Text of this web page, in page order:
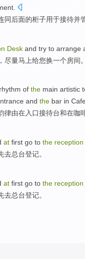
同 后面的柜子用于接待并
Desk and try to arrange
尽量马上给您换一个房间。
rhythm of the main artistic
and the bar in Cafe
律由在入口接待台和在咖
at first go to the reception
去总台登记。
at first go to the reception
去总台登记。